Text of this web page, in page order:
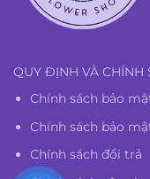
QUY ĐỊNH VÀ CHÍNH
Chính sách bảo
Chính sách bảo
Chính sách đổi trả